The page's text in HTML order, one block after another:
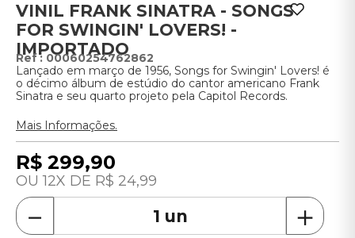
VINIL FRANK SINATRA - SONGS
FOR SWINGIN' LOVERS! -
IMPORTADO
: 00060254762862
Lançado em março de 1956, Songs for Swingin' Lovers! é
o décimo álbum de estúdio do cantor americano Frank
Sinatra e seu quarto projeto pela Capitol Records.
Mais Informações.
R$ 299,90
12 R$ 24,99
＋
－